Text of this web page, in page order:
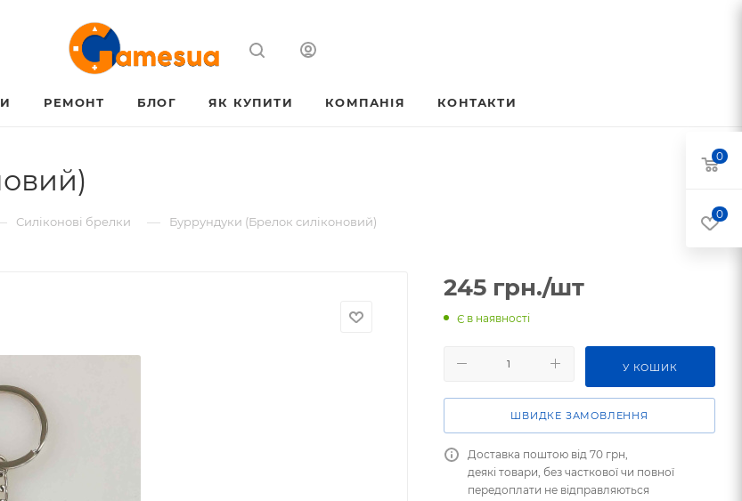
РЕМОНТ БЛОГ ЯК КУПИТИ КОМПАНІЯ КОНТАКТИ
Силіконові брелки — Буррундуки (Брелок силіконовий)
245 грн./шт
Є в наявності
У КОШИК
ШВИДКЕ ЗАМОВЛЕННЯ
Доставка поштою від 70 грн,
деякі товари, без часткової чи повної
передоплати не відправляються
0
0